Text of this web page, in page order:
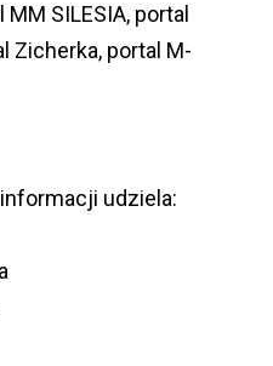
SILESIA, portal
Zicherka, portal M-
udziela: